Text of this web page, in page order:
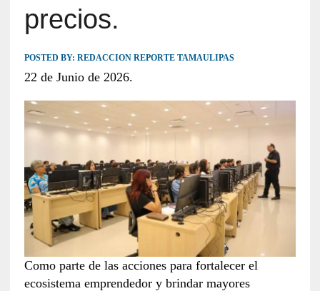
precios.
POSTED BY: REDACCION REPORTE TAMAULIPAS
22 de Junio de 2026.
Como parte de las acciones para fortalecer el
ecosistema emprendedor y brindar mayores